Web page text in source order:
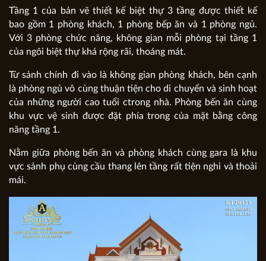
Tầng 1 của bản vẽ thiết kế biệt thự 3 tầng được thiết kế
bao gồm 1 phòng khách, 1 phòng bếp ăn và 1 phòng ngủ.
Với 3 phòng chức năng, không gian mỗi phòng tại tầng 1
của ngôi biệt thự khá rộng rãi, thoáng mát.
Từ sảnh chính đi vào là không gian phòng khách, bên cạnh
là phòng ngủ vô cùng thuận tiện cho di chuyển và sinh hoạt
của những người cao tuổi ctrong nhà. Phòng bến ăn cùng
khu vực vệ sinh được đặt phía trong của mặt bằng công
năng tầng 1.
Nằm giữa phòng bến ăn và phòng khách cùng gara là khu
vực sảnh phụ cùng cầu thang lên tầng rất tiện nghi và thoải
mái.